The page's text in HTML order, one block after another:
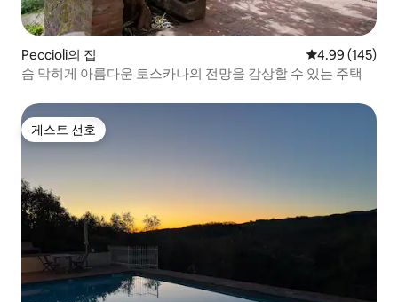
Peccioli의 집 평점 4.99점(5
4.99 (145)
숨 막히게 아름다운 토스카나의 전망을 감상할 수 있는 주택
게스트 선호
게스트 선호